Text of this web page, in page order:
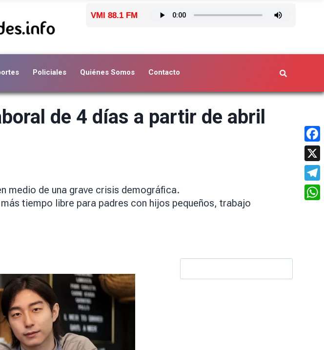
VMI 88.1 FM
Policiales Quiénes Somos Contacto
de 4 días a partir de abril
medio de una grave crisis demográfica.
tiempo libre para padres con hijos pequeños, trabajo
X